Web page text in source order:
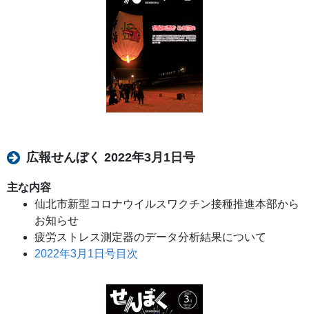
広報せんぼく 2022年3月1日号
主な内容
仙北市新型コロナウイルスワクチン接種推進本部から
お知らせ
疲労ストレス測定器のデータ分析結果について
2022年3月1日号目次